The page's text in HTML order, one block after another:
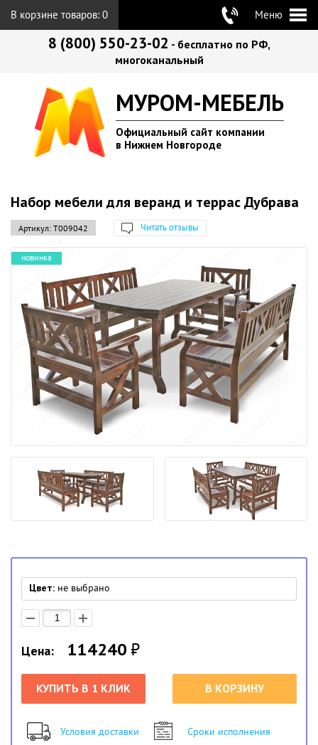
В корзине товаров: 0 Меню
8 (800) 550-23-02 - бесплатно по РФ,
многоканальный
МУРОМ-МЕБЕЛЬ
Официальный сайт компании
в Нижнем Новгороде
Набор мебели для веранд и террас Дубрава
Артикул: Т009042 Читать отзывы
новинка
Цвет: не выбрано
Цена: 114240₽
КУПИТЬ В 1 КЛИК В КОРЗИНУ
Условия доставки Сроки исполнения